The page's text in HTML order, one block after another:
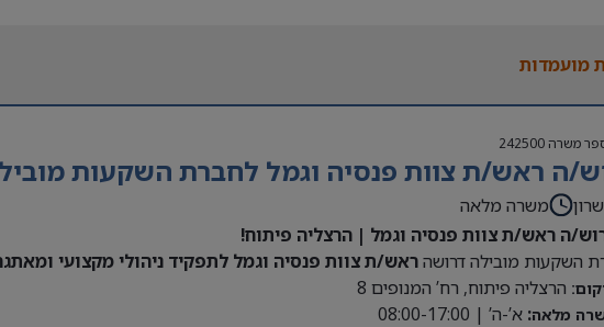
א’-ה’ בלבד.
קידום והתפתחות מקצועית.
יציבה בחברה מובילה ובמתקן ביטחוני באזור השרון.
מועמדות
משרה242500
ה ראש/ת צוות פנסיה וגמל לחברת השקעות
משרה מלאה
ה ראש/ת צוות פנסיה וגמל | הרצליה פיתוח!
השקעות מובילה דרושהראש/ת צוות פנסיה וגמל לתפקיד ניהולי מקצועי
הרצליה פיתוח, רח’ המנופים 8
מלאה: א’-ה’ | 08:00-17:00